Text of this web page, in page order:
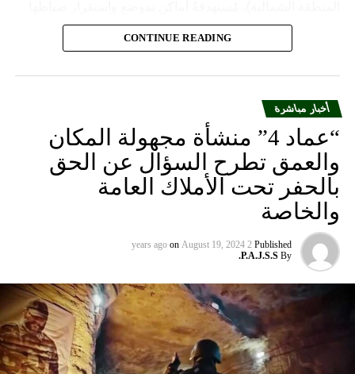
وجنودها وأصابت أهدافها بدقة وأوقعت فيهم عدداً من القتلى
CONTINUE READING
أخبار مباشرة
“عماد 4” منشأة مجهولة المكان
والعمق تطرح السؤال عن الحق
بالحفر تحت الأملاك العامة
والخاصة
Published
2 years ago
on August 19, 2024
By
P.A.J.S.S.